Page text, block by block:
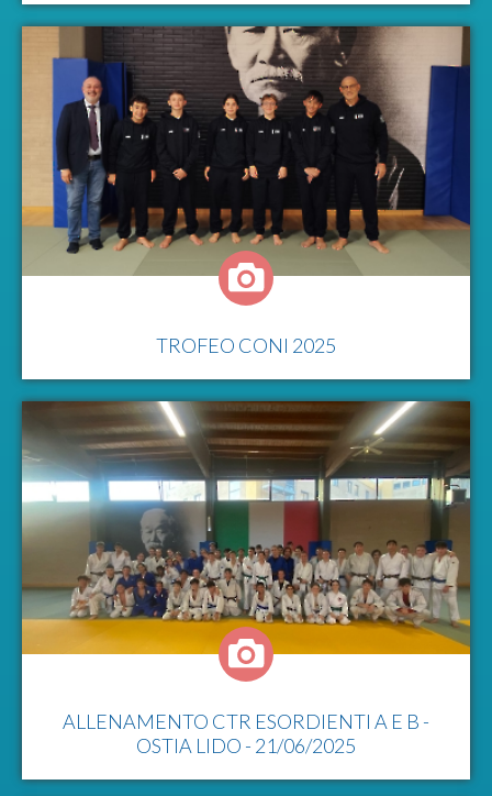
TROFEO CONI 2025
ALLENAMENTO CTR ESORDIENTI A E B -
OSTIA LIDO - 21/06/2025